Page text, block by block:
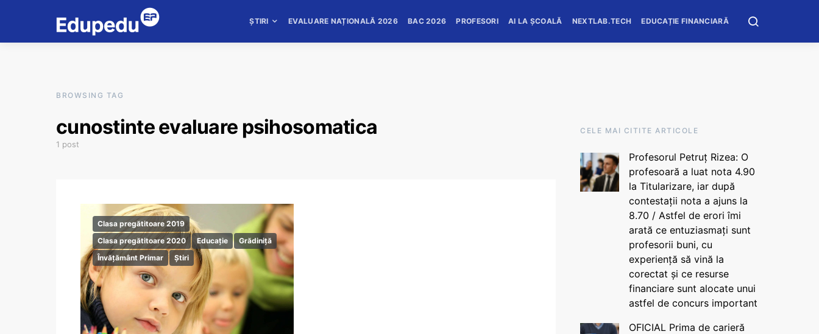
ȘTIRI EVALUARE NAȚIONALĂ 2026 BAC 2026 PROFESORI AI LA ȘCOALĂ NEXTLAB.TECH EDUCAȚIE FINANCIARĂ
BROWSING TAG
cunostinte evaluare psihosomatica
1 post
Clasa pregătitoare 2019
Clasa pregătitoare 2020
Educație
Grădiniță
Învățământ Primar
Știri
CELE MAI CITITE ARTICOLE
Profesorul Petruț Rizea: O
profesoară a luat nota 4.90
la Titularizare, iar după
contestații nota a ajuns la
8.70 / Astfel de erori îmi
arată ce entuziasmați sunt
profesorii buni, cu
experiență să vină la
corectat și ce resurse
financiare sunt alocate unui
astfel de concurs important
OFICIAL Prima de carieră